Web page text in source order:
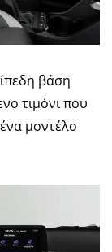
βάση
τιμόνι που
μοντέλο